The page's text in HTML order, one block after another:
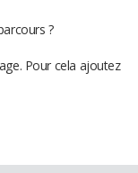
?
Pour cela ajoutez